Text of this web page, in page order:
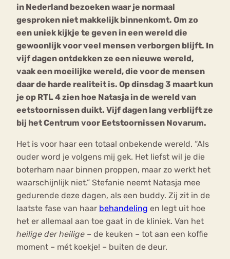
in Nederland bezoeken waar je normaal
gesproken niet makkelijk binnenkomt. Om zo
een uniek kijkje te geven in een wereld die
gewoonlijk voor veel mensen verborgen blijft. In
vijf dagen ontdekken ze een nieuwe wereld,
vaak een moeilijke wereld, die voor de mensen
daar de harde realiteit is. Op dinsdag 3 maart kun
je op RTL 4 zien hoe Natasja in de wereld van
eetstoornissen duikt. Vijf dagen lang verblijft ze
bij het Centrum voor Eetstoornissen Novarum.
Het is voor haar een totaal onbekende wereld. “Als
ouder word je volgens mij gek. Het liefst wil je die
boterham naar binnen proppen, maar zo werkt het
waarschijnlijk niet.” Stefanie neemt Natasja mee
gedurende deze dagen, als een buddy. Zij zit in de
laatste fase van haar behandeling en legt uit hoe
het er allemaal aan toe gaat in de kliniek. Van het
heilige der heilige – de keuken – tot aan een koffie
moment – mét koekje! – buiten de deur.